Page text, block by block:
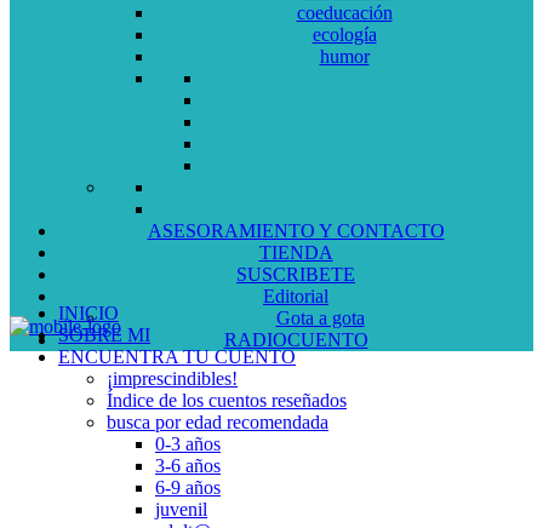
coeducación
ecología
humor
ASESORAMIENTO Y CONTACTO
TIENDA
SUSCRIBETE
Editorial
Gota a gota
RADIOCUENTO
INICIO
SOBRE MI
ENCUENTRA TU CUENTO
¡imprescindibles!
Índice de los cuentos reseñados
busca por edad recomendada
0-3 años
3-6 años
6-9 años
juvenil